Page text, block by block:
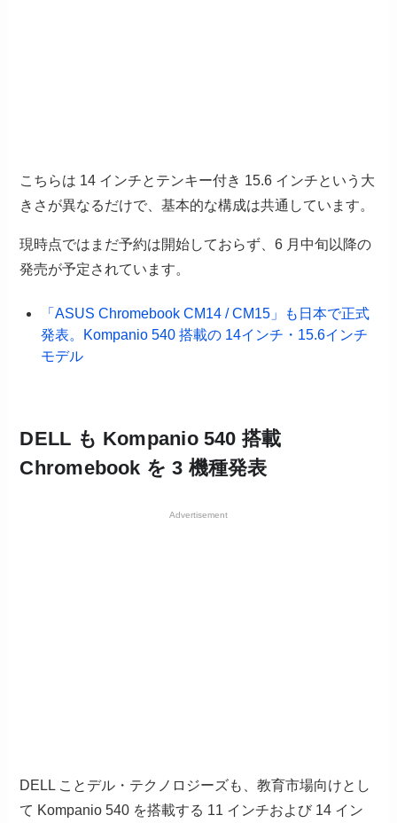
こちらは 14 インチとテンキー付き 15.6 インチという大
きさが異なるだけで、基本的な構成は共通しています。
現時点ではまだ予約は開始しておらず、6 月中旬以降の
発売が予定されています。
「ASUS Chromebook CM14 / CM15」も日本で正式
発表。Kompanio 540 搭載の 14インチ・15.6インチ
モデル
DELL も Kompanio 540 搭載
Chromebook を 3 機種発表
Advertisement
DELL ことデル・テクノロジーズも、教育市場向けとし
て Kompanio 540 を搭載する 11 インチおよび 14 イン